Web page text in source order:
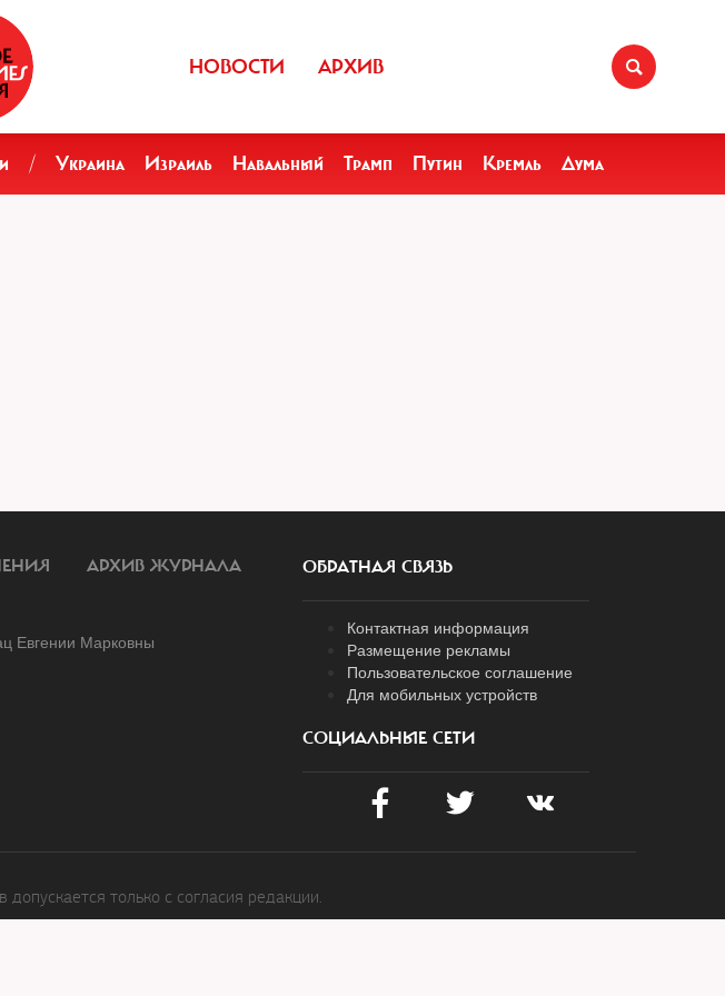
НОВОСТИ АРХИВ
/ Украина Израиль Навальный Трамп Путин Кремль Дума
АРХИВ ЖУРНАЛА
Евгении Марковны
ОБРАТНАЯ СВЯЗЬ
Контактная информация
Размещение рекламы
Пользовательское соглашение
Для мобильных устройств
СОЦИАЛЬНЫЕ СЕТИ
только с согласия редакции.